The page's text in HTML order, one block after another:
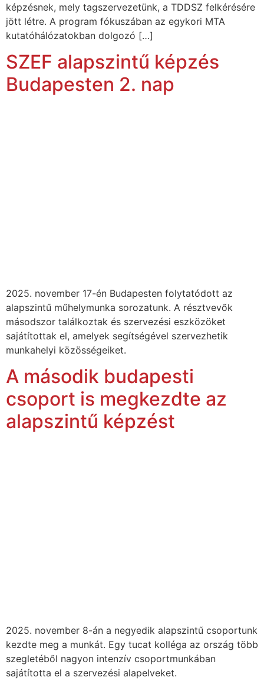
képzésnek, mely tagszervezetünk, a TDDSZ felkérésére
jött létre. A program fókuszában az egykori MTA
kutatóhálózatokban dolgozó […]
SZEF alapszintű képzés
Budapesten 2. nap
2025. november 17-én Budapesten folytatódott az
alapszintű műhelymunka sorozatunk. A résztvevők
másodszor találkoztak és szervezési eszközöket
sajátítottak el, amelyek segítségével szervezhetik
munkahelyi közösségeiket.
A második budapesti
csoport is megkezdte az
alapszintű képzést
2025. november 8-án a negyedik alapszintű csoportunk
kezdte meg a munkát. Egy tucat kolléga az ország több
szegletéből nagyon intenzív csoportmunkában
sajátította el a szervezési alapelveket.